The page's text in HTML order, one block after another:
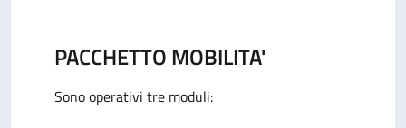
PACCHETTO MOBILITA'
Sono operativi tre moduli: